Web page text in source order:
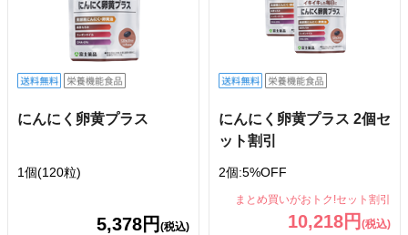
にんにく卵黄プラス
1個(120粒)
5,378円 (税込)
にんにく卵黄プラス 2個セ
ット割引
2個:5%OFF
まとめ買いがおトク!セット割引
10,218円 (税込)